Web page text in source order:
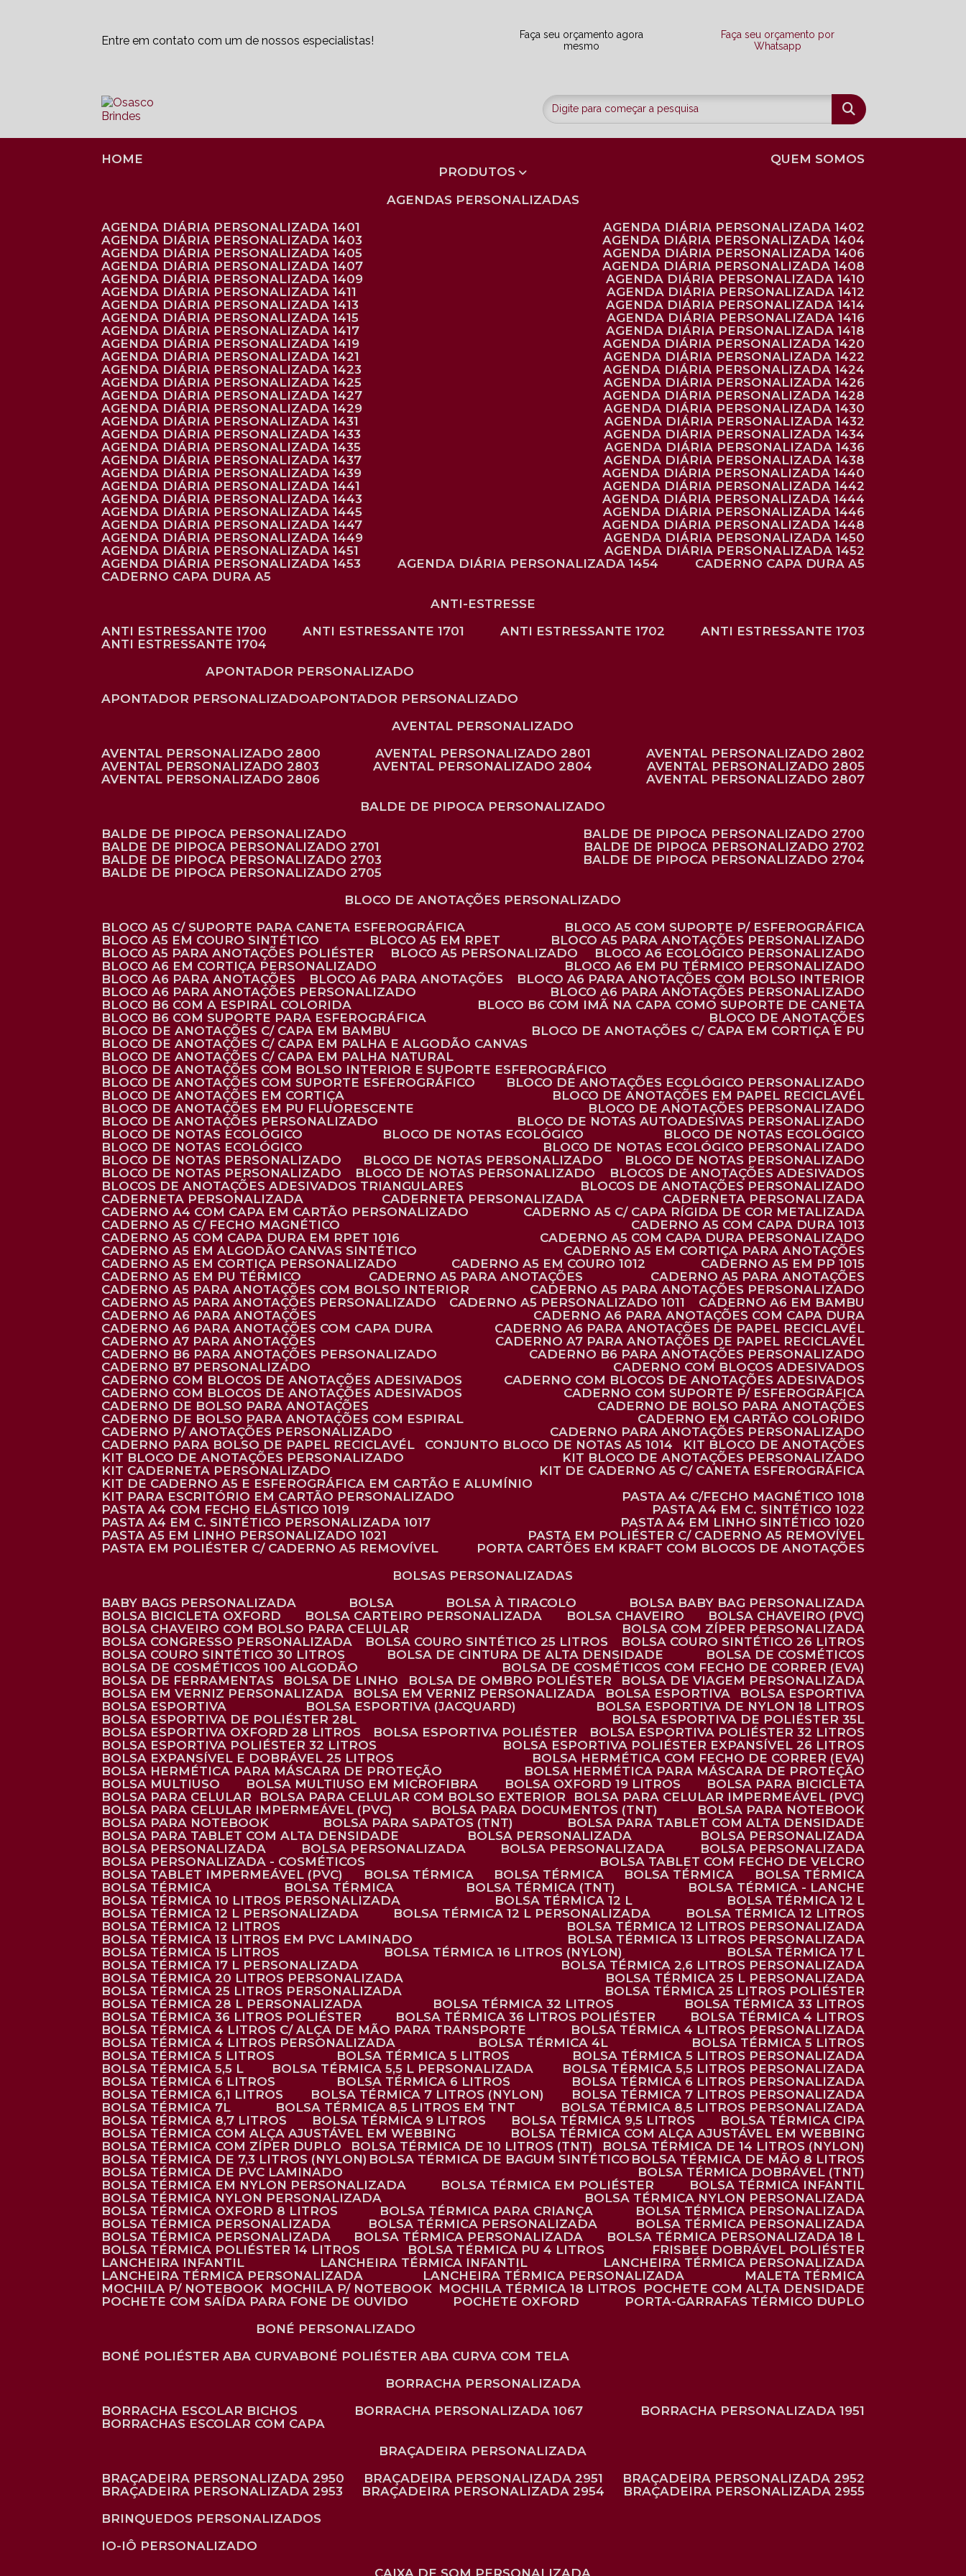
Entre em contato com um de nossos especialistas!
Faça seu orçamento agora
mesmo
Faça seu orçamento por
Whatsapp
HOME
QUEM SOMOS
PRODUTOS
AGENDAS PERSONALIZADAS
AGENDA DIÁRIA PERSONALIZADA 1401
AGENDA DIÁRIA PERSONALIZADA 1402
AGENDA DIÁRIA PERSONALIZADA 1403
AGENDA DIÁRIA PERSONALIZADA 1404
AGENDA DIÁRIA PERSONALIZADA 1405
AGENDA DIÁRIA PERSONALIZADA 1406
AGENDA DIÁRIA PERSONALIZADA 1407
AGENDA DIÁRIA PERSONALIZADA 1408
AGENDA DIÁRIA PERSONALIZADA 1409
AGENDA DIÁRIA PERSONALIZADA 1410
AGENDA DIÁRIA PERSONALIZADA 1411
AGENDA DIÁRIA PERSONALIZADA 1412
AGENDA DIÁRIA PERSONALIZADA 1413
AGENDA DIÁRIA PERSONALIZADA 1414
AGENDA DIÁRIA PERSONALIZADA 1415
AGENDA DIÁRIA PERSONALIZADA 1416
AGENDA DIÁRIA PERSONALIZADA 1417
AGENDA DIÁRIA PERSONALIZADA 1418
AGENDA DIÁRIA PERSONALIZADA 1419
AGENDA DIÁRIA PERSONALIZADA 1420
AGENDA DIÁRIA PERSONALIZADA 1421
AGENDA DIÁRIA PERSONALIZADA 1422
AGENDA DIÁRIA PERSONALIZADA 1423
AGENDA DIÁRIA PERSONALIZADA 1424
AGENDA DIÁRIA PERSONALIZADA 1425
AGENDA DIÁRIA PERSONALIZADA 1426
AGENDA DIÁRIA PERSONALIZADA 1427
AGENDA DIÁRIA PERSONALIZADA 1428
AGENDA DIÁRIA PERSONALIZADA 1429
AGENDA DIÁRIA PERSONALIZADA 1430
AGENDA DIÁRIA PERSONALIZADA 1431
AGENDA DIÁRIA PERSONALIZADA 1432
AGENDA DIÁRIA PERSONALIZADA 1433
AGENDA DIÁRIA PERSONALIZADA 1434
AGENDA DIÁRIA PERSONALIZADA 1435
AGENDA DIÁRIA PERSONALIZADA 1436
AGENDA DIÁRIA PERSONALIZADA 1437
AGENDA DIÁRIA PERSONALIZADA 1438
AGENDA DIÁRIA PERSONALIZADA 1439
AGENDA DIÁRIA PERSONALIZADA 1440
AGENDA DIÁRIA PERSONALIZADA 1441
AGENDA DIÁRIA PERSONALIZADA 1442
AGENDA DIÁRIA PERSONALIZADA 1443
AGENDA DIÁRIA PERSONALIZADA 1444
AGENDA DIÁRIA PERSONALIZADA 1445
AGENDA DIÁRIA PERSONALIZADA 1446
AGENDA DIÁRIA PERSONALIZADA 1447
AGENDA DIÁRIA PERSONALIZADA 1448
AGENDA DIÁRIA PERSONALIZADA 1449
AGENDA DIÁRIA PERSONALIZADA 1450
AGENDA DIÁRIA PERSONALIZADA 1451
AGENDA DIÁRIA PERSONALIZADA 1452
AGENDA DIÁRIA PERSONALIZADA 1453
AGENDA DIÁRIA PERSONALIZADA 1454
CADERNO CAPA DURA A5
CADERNO CAPA DURA A5
ANTI-ESTRESSE
ANTI ESTRESSANTE 1700
ANTI ESTRESSANTE 1701 ANTI ESTRESSANTE 1702
ANTI ESTRESSANTE 1703
ANTI ESTRESSANTE 1704
APONTADOR PERSONALIZADO
APONTADOR PERSONALIZADO
APONTADOR PERSONALIZADO
AVENTAL PERSONALIZADO
AVENTAL PERSONALIZADO 2800
AVENTAL PERSONALIZADO 2801
AVENTAL PERSONALIZADO 2802
AVENTAL PERSONALIZADO 2803
AVENTAL PERSONALIZADO 2804
AVENTAL PERSONALIZADO 2805
AVENTAL PERSONALIZADO 2806
AVENTAL PERSONALIZADO 2807
BALDE DE PIPOCA PERSONALIZADO
BALDE DE PIPOCA PERSONALIZADO
BALDE DE PIPOCA PERSONALIZADO 2700
BALDE DE PIPOCA PERSONALIZADO 2701
BALDE DE PIPOCA PERSONALIZADO 2702
BALDE DE PIPOCA PERSONALIZADO 2703
BALDE DE PIPOCA PERSONALIZADO 2704
BALDE DE PIPOCA PERSONALIZADO 2705
BLOCO DE ANOTAÇÕES PERSONALIZADO
BLOCO A5 C/ SUPORTE PARA CANETA ESFEROGRÁFICA
BLOCO A5 COM SUPORTE P/ ESFEROGRÁFICA
BLOCO A5 EM COURO SINTÉTICO
BLOCO A5 EM RPET
BLOCO A5 PARA ANOTAÇÕES PERSONALIZADO
BLOCO A5 PARA ANOTAÇÕES POLIÉSTER
BLOCO A5 PERSONALIZADO
BLOCO A6 ECOLÓGICO PERSONALIZADO
BLOCO A6 EM CORTIÇA PERSONALIZADO
BLOCO A6 EM PU TÉRMICO PERSONALIZADO
BLOCO A6 PARA ANOTAÇÕES
BLOCO A6 PARA ANOTAÇÕES
BLOCO A6 PARA ANOTAÇÕES COM BOLSO INTERIOR
BLOCO A6 PARA ANOTAÇÕES PERSONALIZADO
BLOCO A6 PARA ANOTAÇÕES PERSONALIZADO
BLOCO B6 COM A ESPIRAL COLORIDA
BLOCO B6 COM IMÃ NA CAPA COMO SUPORTE DE CANETA
BLOCO B6 COM SUPORTE PARA ESFEROGRÁFICA
BLOCO DE ANOTAÇÕES
BLOCO DE ANOTAÇÕES C/ CAPA EM BAMBU
BLOCO DE ANOTAÇÕES C/ CAPA EM CORTIÇA E PU
BLOCO DE ANOTAÇÕES C/ CAPA EM PALHA E ALGODÃO CANVAS
BLOCO DE ANOTAÇÕES C/ CAPA EM PALHA NATURAL
BLOCO DE ANOTAÇÕES COM BOLSO INTERIOR E SUPORTE ESFEROGRÁFICO
BLOCO DE ANOTAÇÕES COM SUPORTE ESFEROGRÁFICO
BLOCO DE ANOTAÇÕES ECOLÓGICO PERSONALIZADO
BLOCO DE ANOTAÇÕES EM CORTIÇA
BLOCO DE ANOTAÇÕES EM PAPEL RECICLAVÉL
BLOCO DE ANOTAÇÕES EM PU FLUORESCENTE
BLOCO DE ANOTAÇÕES PERSONALIZADO
BLOCO DE ANOTAÇÕES PERSONALIZADO
BLOCO DE NOTAS AUTOADESIVAS PERSONALIZADO
BLOCO DE NOTAS ECOLÓGICO
BLOCO DE NOTAS ECOLÓGICO
BLOCO DE NOTAS ECOLÓGICO
BLOCO DE NOTAS ECOLÓGICO
BLOCO DE NOTAS ECOLÓGICO PERSONALIZADO
BLOCO DE NOTAS PERSONALIZADO
BLOCO DE NOTAS PERSONALIZADO
BLOCO DE NOTAS PERSONALIZADO
BLOCO DE NOTAS PERSONALIZADO
BLOCO DE NOTAS PERSONALIZADO
BLOCOS DE ANOTAÇÕES ADESIVADOS
BLOCOS DE ANOTAÇÕES ADESIVADOS TRIANGULARES
BLOCOS DE ANOTAÇÕES PERSONALIZADO
CADERNETA PERSONALIZADA
CADERNETA PERSONALIZADA
CADERNETA PERSONALIZADA
CADERNO A4 COM CAPA EM CARTÃO PERSONALIZADO
CADERNO A5 C/ CAPA RÍGIDA DE COR METALIZADA
CADERNO A5 C/ FECHO MAGNÉTICO
CADERNO A5 COM CAPA DURA 1013
CADERNO A5 COM CAPA DURA EM RPET 1016
CADERNO A5 COM CAPA DURA PERSONALIZADO
CADERNO A5 EM ALGODÃO CANVAS SINTÉTICO
CADERNO A5 EM CORTIÇA PARA ANOTAÇÕES
CADERNO A5 EM CORTIÇA PERSONALIZADO
CADERNO A5 EM COURO 1012
CADERNO A5 EM PP 1015
CADERNO A5 EM PU TÉRMICO
CADERNO A5 PARA ANOTAÇÕES
CADERNO A5 PARA ANOTAÇÕES
CADERNO A5 PARA ANOTAÇÕES COM BOLSO INTERIOR
CADERNO A5 PARA ANOTAÇÕES PERSONALIZADO
CADERNO A5 PARA ANOTAÇÕES PERSONALIZADO
CADERNO A5 PERSONALIZADO 1011
CADERNO A6 EM BAMBU
CADERNO A6 PARA ANOTAÇÕES
CADERNO A6 PARA ANOTAÇÕES COM CAPA DURA
CADERNO A6 PARA ANOTAÇÕES COM CAPA DURA
CADERNO A6 PARA ANOTAÇÕES DE PAPEL RECICLAVÉL
CADERNO A7 PARA ANOTAÇÕES
CADERNO A7 PARA ANOTAÇÕES DE PAPEL RECICLAVÉL
CADERNO B6 PARA ANOTAÇÕES PERSONALIZADO
CADERNO B6 PARA ANOTAÇÕES PERSONALIZADO
CADERNO B7 PERSONALIZADO
CADERNO COM BLOCOS ADESIVADOS
CADERNO COM BLOCOS DE ANOTAÇÕES ADESIVADOS
CADERNO COM BLOCOS DE ANOTAÇÕES ADESIVADOS
CADERNO COM BLOCOS DE ANOTAÇÕES ADESIVADOS
CADERNO COM SUPORTE P/ ESFEROGRÁFICA
CADERNO DE BOLSO PARA ANOTAÇÕES
CADERNO DE BOLSO PARA ANOTAÇÕES
CADERNO DE BOLSO PARA ANOTAÇÕES COM ESPIRAL
CADERNO EM CARTÃO COLORIDO
CADERNO P/ ANOTAÇÕES PERSONALIZADO
CADERNO PARA ANOTAÇÕES PERSONALIZADO
CADERNO PARA BOLSO DE PAPEL RECICLAVÉL
CONJUNTO BLOCO DE NOTAS A5 1014
KIT BLOCO DE ANOTAÇÕES
KIT BLOCO DE ANOTAÇÕES PERSONALIZADO
KIT BLOCO DE ANOTAÇÕES PERSONALIZADO
KIT CADERNETA PERSONALIZADO
KIT DE CADERNO A5 C/ CANETA ESFEROGRÁFICA
KIT DE CADERNO A5 E ESFEROGRÁFICA EM CARTÃO E ALUMÍNIO
KIT PARA ESCRITÓRIO EM CARTÃO PERSONALIZADO
PASTA A4 C/FECHO MAGNÉTICO 1018
PASTA A4 COM FECHO ELÁSTICO 1019
PASTA A4 EM C. SINTÉTICO 1022
PASTA A4 EM C. SINTÉTICO PERSONALIZADA 1017
PASTA A4 EM LINHO SINTÉTICO 1020
PASTA A5 EM LINHO PERSONALIZADO 1021
PASTA EM POLIÉSTER C/ CADERNO A5 REMOVÍVEL
PASTA EM POLIÉSTER C/ CADERNO A5 REMOVÍVEL
PORTA CARTÕES EM KRAFT COM BLOCOS DE ANOTAÇÕES
BOLSAS PERSONALIZADAS
BABY BAGS PERSONALIZADA
BOLSA BOLSA À TIRACOLO
BOLSA BABY BAG PERSONALIZADA
BOLSA BICICLETA OXFORD
BOLSA CARTEIRO PERSONALIZADA BOLSA CHAVEIRO
BOLSA CHAVEIRO (PVC)
BOLSA CHAVEIRO COM BOLSO PARA CELULAR
BOLSA COM ZÍPER PERSONALIZADA
BOLSA CONGRESSO PERSONALIZADA
BOLSA COURO SINTÉTICO 25 LITROS
BOLSA COURO SINTÉTICO 26 LITROS
BOLSA COURO SINTÉTICO 30 LITROS
BOLSA DE CINTURA DE ALTA DENSIDADE
BOLSA DE COSMÉTICOS
BOLSA DE COSMÉTICOS 100 ALGODÃO
BOLSA DE COSMÉTICOS COM FECHO DE CORRER (EVA)
BOLSA DE FERRAMENTAS
BOLSA DE LINHO BOLSA DE OMBRO POLIÉSTER
BOLSA DE VIAGEM PERSONALIZADA
BOLSA EM VERNIZ PERSONALIZADA
BOLSA EM VERNIZ PERSONALIZADA BOLSA ESPORTIVA
BOLSA ESPORTIVA
BOLSA ESPORTIVA
BOLSA ESPORTIVA (JACQUARD)
BOLSA ESPORTIVA DE NYLON 18 LITROS
BOLSA ESPORTIVA DE POLIÉSTER 28L
BOLSA ESPORTIVA DE POLIÉSTER 35L
BOLSA ESPORTIVA OXFORD 28 LITROS
BOLSA ESPORTIVA POLIÉSTER
BOLSA ESPORTIVA POLIÉSTER 32 LITROS
BOLSA ESPORTIVA POLIÉSTER 32 LITROS
BOLSA ESPORTIVA POLIÉSTER EXPANSÍVEL 26 LITROS
BOLSA EXPANSÍVEL E DOBRÁVEL 25 LITROS
BOLSA HERMÉTICA COM FECHO DE CORRER (EVA)
BOLSA HERMÉTICA PARA MÁSCARA DE PROTEÇÃO
BOLSA HERMÉTICA PARA MÁSCARA DE PROTEÇÃO
BOLSA MULTIUSO
BOLSA MULTIUSO EM MICROFIBRA BOLSA OXFORD 19 LITROS
BOLSA PARA BICICLETA
BOLSA PARA CELULAR
BOLSA PARA CELULAR COM BOLSO EXTERIOR
BOLSA PARA CELULAR IMPERMEÁVEL (PVC)
BOLSA PARA CELULAR IMPERMEÁVEL (PVC)
BOLSA PARA DOCUMENTOS (TNT)
BOLSA PARA NOTEBOOK
BOLSA PARA NOTEBOOK
BOLSA PARA SAPATOS (TNT)
BOLSA PARA TABLET COM ALTA DENSIDADE
BOLSA PARA TABLET COM ALTA DENSIDADE
BOLSA PERSONALIZADA
BOLSA PERSONALIZADA
BOLSA PERSONALIZADA
BOLSA PERSONALIZADA BOLSA PERSONALIZADA
BOLSA PERSONALIZADA
BOLSA PERSONALIZADA - COSMÉTICOS
BOLSA TABLET COM FECHO DE VELCRO
BOLSA TABLET IMPERMEÁVEL (PVC)
BOLSA TÉRMICA BOLSA TÉRMICA BOLSA TÉRMICA
BOLSA TÉRMICA
BOLSA TÉRMICA
BOLSA TÉRMICA BOLSA TÉRMICA (TNT)
BOLSA TÉRMICA - LANCHE
BOLSA TÉRMICA 10 LITROS PERSONALIZADA
BOLSA TÉRMICA 12 L
BOLSA TÉRMICA 12 L
BOLSA TÉRMICA 12 L PERSONALIZADA
BOLSA TÉRMICA 12 L PERSONALIZADA
BOLSA TÉRMICA 12 LITROS
BOLSA TÉRMICA 12 LITROS
BOLSA TÉRMICA 12 LITROS PERSONALIZADA
BOLSA TÉRMICA 13 LITROS EM PVC LAMINADO
BOLSA TÉRMICA 13 LITROS PERSONALIZADA
BOLSA TÉRMICA 15 LITROS
BOLSA TÉRMICA 16 LITROS (NYLON)
BOLSA TÉRMICA 17 L
BOLSA TÉRMICA 17 L PERSONALIZADA
BOLSA TÉRMICA 2,6 LITROS PERSONALIZADA
BOLSA TÉRMICA 20 LITROS PERSONALIZADA
BOLSA TÉRMICA 25 L PERSONALIZADA
BOLSA TÉRMICA 25 LITROS PERSONALIZADA
BOLSA TÉRMICA 25 LITROS POLIÉSTER
BOLSA TÉRMICA 28 L PERSONALIZADA
BOLSA TÉRMICA 32 LITROS
BOLSA TÉRMICA 33 LITROS
BOLSA TÉRMICA 36 LITROS POLIÉSTER
BOLSA TÉRMICA 36 LITROS POLIÉSTER
BOLSA TÉRMICA 4 LITROS
BOLSA TÉRMICA 4 LITROS C/ ALÇA DE MÃO PARA TRANSPORTE
BOLSA TÉRMICA 4 LITROS PERSONALIZADA
BOLSA TÉRMICA 4 LITROS PERSONALIZADA
BOLSA TÉRMICA 4L
BOLSA TÉRMICA 5 LITROS
BOLSA TÉRMICA 5 LITROS
BOLSA TÉRMICA 5 LITROS
BOLSA TÉRMICA 5 LITROS PERSONALIZADA
BOLSA TÉRMICA 5,5 L
BOLSA TÉRMICA 5,5 L PERSONALIZADA
BOLSA TÉRMICA 5,5 LITROS PERSONALIZADA
BOLSA TÉRMICA 6 LITROS
BOLSA TÉRMICA 6 LITROS
BOLSA TÉRMICA 6 LITROS PERSONALIZADA
BOLSA TÉRMICA 6,1 LITROS
BOLSA TÉRMICA 7 LITROS (NYLON)
BOLSA TÉRMICA 7 LITROS PERSONALIZADA
BOLSA TÉRMICA 7L
BOLSA TÉRMICA 8,5 LITROS EM TNT
BOLSA TÉRMICA 8,5 LITROS PERSONALIZADA
BOLSA TÉRMICA 8,7 LITROS
BOLSA TÉRMICA 9 LITROS BOLSA TÉRMICA 9,5 LITROS
BOLSA TÉRMICA CIPA
BOLSA TÉRMICA COM ALÇA AJUSTÁVEL EM WEBBING
BOLSA TÉRMICA COM ALÇA AJUSTÁVEL EM WEBBING
BOLSA TÉRMICA COM ZÍPER DUPLO
BOLSA TÉRMICA DE 10 LITROS (TNT)
BOLSA TÉRMICA DE 14 LITROS (NYLON)
BOLSA TÉRMICA DE 7,3 LITROS (NYLON)
BOLSA TÉRMICA DE BAGUM SINTÉTICO
BOLSA TÉRMICA DE MÃO 8 LITROS
BOLSA TÉRMICA DE PVC LAMINADO
BOLSA TÉRMICA DOBRÁVEL (TNT)
BOLSA TÉRMICA EM NYLON PERSONALIZADA
BOLSA TÉRMICA EM POLIÉSTER
BOLSA TÉRMICA INFANTIL
BOLSA TÉRMICA NYLON PERSONALIZADA
BOLSA TÉRMICA NYLON PERSONALIZADA
BOLSA TÉRMICA OXFORD 8 LITROS
BOLSA TÉRMICA PARA CRIANÇA
BOLSA TÉRMICA PERSONALIZADA
BOLSA TÉRMICA PERSONALIZADA
BOLSA TÉRMICA PERSONALIZADA
BOLSA TÉRMICA PERSONALIZADA
BOLSA TÉRMICA PERSONALIZADA
BOLSA TÉRMICA PERSONALIZADA
BOLSA TÉRMICA PERSONALIZADA 18 L
BOLSA TÉRMICA POLIÉSTER 14 LITROS
BOLSA TÉRMICA PU 4 LITROS
FRISBEE DOBRÁVEL POLIÉSTER
LANCHEIRA INFANTIL
LANCHEIRA TÉRMICA INFANTIL
LANCHEIRA TÉRMICA PERSONALIZADA
LANCHEIRA TÉRMICA PERSONALIZADA
LANCHEIRA TÉRMICA PERSONALIZADA
MALETA TÉRMICA
MOCHILA P/ NOTEBOOK
MOCHILA P/ NOTEBOOK MOCHILA TÉRMICA 18 LITROS
POCHETE COM ALTA DENSIDADE
POCHETE COM SAÍDA PARA FONE DE OUVIDO
POCHETE OXFORD
PORTA-GARRAFAS TÉRMICO DUPLO
BONÉ PERSONALIZADO
BONÉ POLIÉSTER ABA CURVA
BONÉ POLIÉSTER ABA CURVA COM TELA
BORRACHA PERSONALIZADA
BORRACHA ESCOLAR BICHOS
BORRACHA PERSONALIZADA 1067
BORRACHA PERSONALIZADA 1951
BORRACHAS ESCOLAR COM CAPA
BRAÇADEIRA PERSONALIZADA
BRAÇADEIRA PERSONALIZADA 2950
BRAÇADEIRA PERSONALIZADA 2951
BRAÇADEIRA PERSONALIZADA 2952
BRAÇADEIRA PERSONALIZADA 2953
BRAÇADEIRA PERSONALIZADA 2954
BRAÇADEIRA PERSONALIZADA 2955
BRINQUEDOS PERSONALIZADOS
IO-IÔ PERSONALIZADO
CAIXA DE SOM PERSONALIZADA